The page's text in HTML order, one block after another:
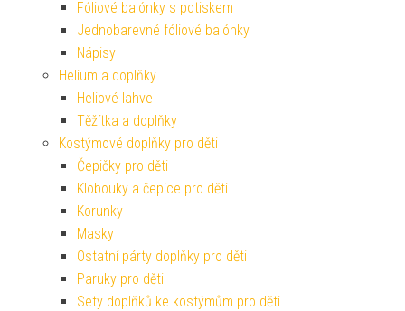
Fóliové balónky s potiskem
Jednobarevné fóliové balónky
Nápisy
Helium a doplňky
Heliové lahve
Těžítka a doplňky
Kostýmové doplňky pro děti
Čepičky pro děti
Klobouky a čepice pro děti
Korunky
Masky
Ostatní párty doplňky pro děti
Paruky pro děti
Sety doplňků ke kostýmům pro děti